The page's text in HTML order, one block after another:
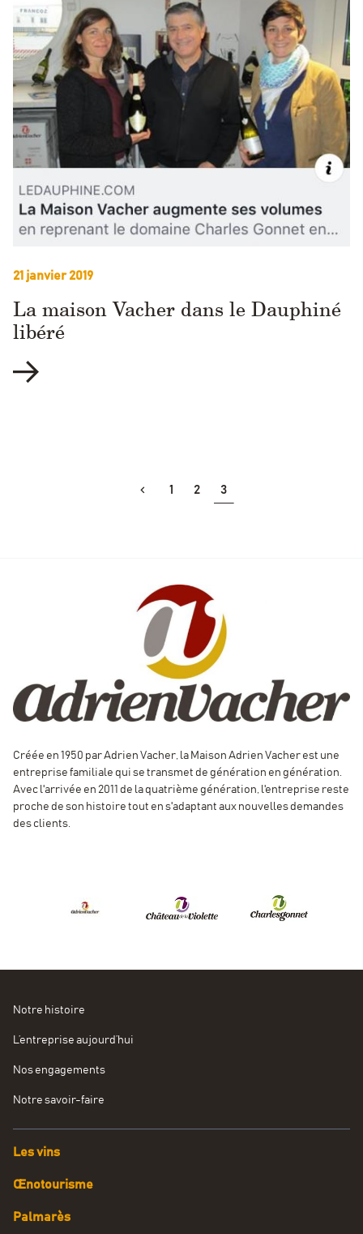
21 janvier 2019
La maison Vacher dans le Dauphiné
libéré
1 2 3
Créée en 1950 par Adrien Vacher, la Maison Adrien Vacher est une
entreprise familiale qui se transmet de génération en génération.
Avec l'arrivée en 2011 de la quatrième génération, l'entreprise reste
proche de son histoire tout en s'adaptant aux nouvelles demandes
des clients.
Notre histoire
L’entreprise aujourd’hui
Nos engagements
Notre savoir-faire
Les vins
Œnotourisme
Palmarès